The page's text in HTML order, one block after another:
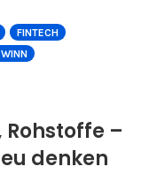
FINTECH
Rohstoffe –
denken